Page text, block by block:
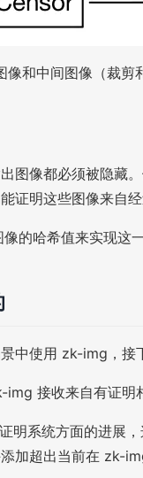
和中间图像（裁
图像都必须被隐藏
证明这些图像来自经
的哈希值来实现这
中使用 zk-img，接
img 接收来自有证
明系统方面的进展
加超出当前在 zk-